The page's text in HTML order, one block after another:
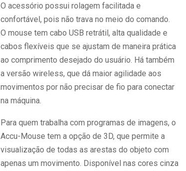
O acessório possui rolagem facilitada e
confortável, pois não trava no meio do comando.
O mouse tem cabo USB retrátil, alta qualidade e
cabos flexíveis que se ajustam de maneira prática
ao comprimento desejado do usuário. Há também
a versão wireless, que dá maior agilidade aos
movimentos por não precisar de fio para conectar
na máquina.
Para quem trabalha com programas de imagens, o
Accu-Mouse tem a opção de 3D, que permite a
visualização de todas as arestas do objeto com
apenas um movimento. Disponível nas cores cinza